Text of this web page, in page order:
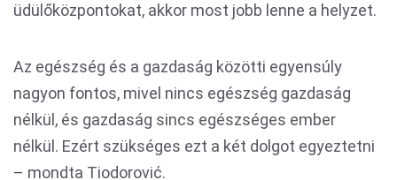
üdülőközpontokat, akkor most jobb lenne a helyzet.
Az egészség és a gazdaság közötti egyensúly
nagyon fontos, mivel nincs egészség gazdaság
nélkül, és gazdaság sincs egészséges ember
nélkül. Ezért szükséges ezt a két dolgot egyeztetni
– mondta Tiodorović.